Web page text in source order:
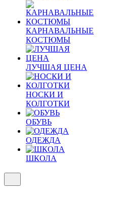
КАРНАВАЛЬНЫЕ
КОСТЮМЫ
ЛУЧШАЯ ЦЕНА
НОСКИ И
КОЛГОТКИ
ОБУВЬ
ОДЕЖДА
ШКОЛА